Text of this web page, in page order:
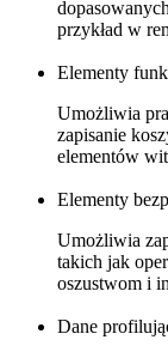
przykład w
Elementy
Umożliwia
zapisanie
elementów
Elementy
Umożliwia
takich jak
oszustwom i
Dane